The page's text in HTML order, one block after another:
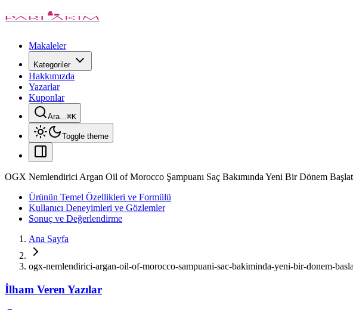
Makaleler
Kategoriler
Hakkımızda
Yazarlar
Kuponlar
Ara...⌘K
Toggle theme
OGX Nemlendirici Argan Oil of Morocco Şampuanı Saç Bakımında Yeni Bir Dönem
Ürünün Temel Özellikleri ve Formülü
Kullanıcı Deneyimleri ve Gözlemler
Sonuç ve Değerlendirme
Ana Sayfa
ogx-nemlendirici-argan-oil-of-morocco-sampuani-sac-bakiminda-yeni-bir-donem-
İlham Veren Yazılar